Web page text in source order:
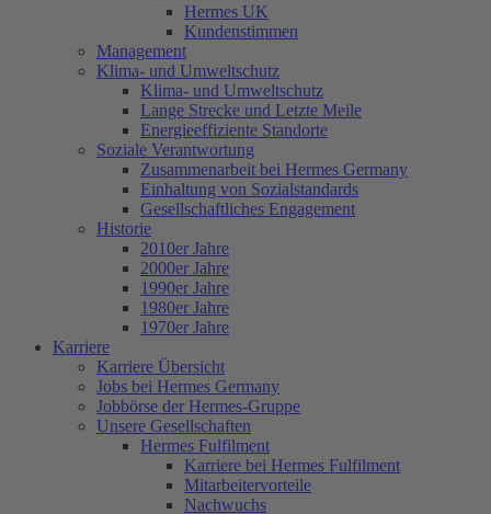
Hermes UK
Kundenstimmen
Management
Klima- und Umweltschutz
Klima- und Umweltschutz
Lange Strecke und Letzte Meile
Energieeffiziente Standorte
Soziale Verantwortung
Zusammenarbeit bei Hermes Germany
Einhaltung von Sozialstandards
Gesellschaftliches Engagement
Historie
2010er Jahre
2000er Jahre
1990er Jahre
1980er Jahre
1970er Jahre
Karriere
Karriere Übersicht
Jobs bei Hermes Germany
Jobbörse der Hermes-Gruppe
Unsere Gesellschaften
Hermes Fulfilment
Karriere bei Hermes Fulfilment
Mitarbeitervorteile
Nachwuchs